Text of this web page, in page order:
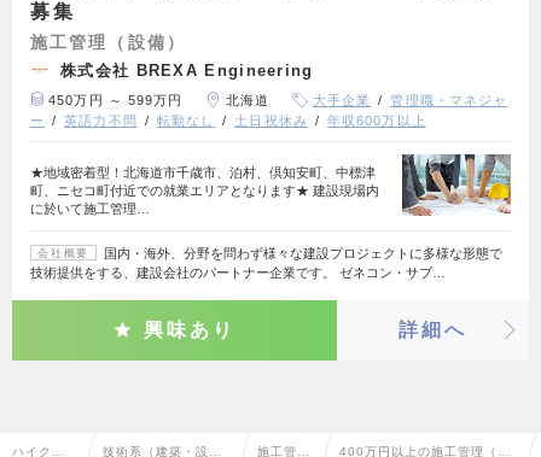
募集
施工管理（設備）
株式会社 BREXA Engineering
450万円 ～ 599万円 北海道 大手企業
管理職・マネジャ
ー
英語力不問 転勤なし 土日祝休み 年収600万以上
★地域密着型！北海道市千歳市、泊村、倶知安町、中標津
町、ニセコ町付近での就業エリアとなります★ 建設現場内
に於いて施工管理…
会社概要
国内・海外、分野を問わず様々な建設プロジェクトに多様な形態で
技術提供をする、建設会社のパートナー企業です。 ゼネコン・サブ…
興味あり 詳細へ
ハイクラ 技術系（建築・設 施工管理 400万円以上の施工管理（設